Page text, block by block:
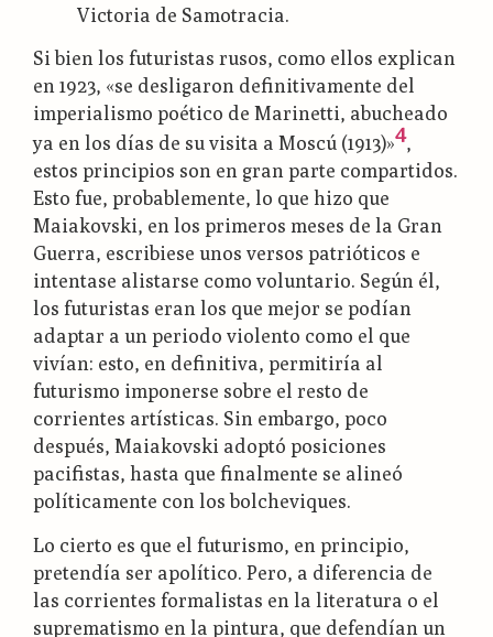
Victoria de Samotracia.
Si bien los futuristas rusos, como ellos explican
en 1923, «se desligaron definitivamente del
imperialismo poético de Marinetti, abucheado
ya en los días de su visita a Moscú (1913)»4,
estos principios son en gran parte compartidos.
Esto fue, probablemente, lo que hizo que
Maiakovski, en los primeros meses de la Gran
Guerra, escribiese unos versos patrióticos e
intentase alistarse como voluntario. Según él,
los futuristas eran los que mejor se podían
adaptar a un periodo violento como el que
vivían: esto, en definitiva, permitiría al
futurismo imponerse sobre el resto de
corrientes artísticas. Sin embargo, poco
después, Maiakovski adoptó posiciones
pacifistas, hasta que finalmente se alineó
políticamente con los bolcheviques.
Lo cierto es que el futurismo, en principio,
pretendía ser apolítico. Pero, a diferencia de
las corrientes formalistas en la literatura o el
suprematismo en la pintura, que defendían un